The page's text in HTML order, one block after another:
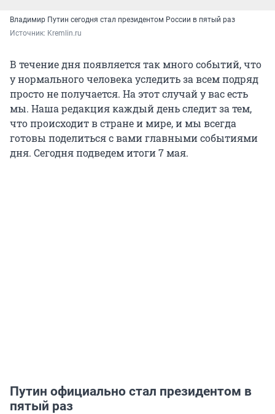
Владимир Путин сегодня стал президентом России в пятый раз
Источник: Kremlin.ru
В течение дня появляется так много событий, что
у нормального человека уследить за всем подряд
просто не получается. На этот случай у вас есть
мы. Наша редакция каждый день следит за тем,
что происходит в стране и мире, и мы всегда
готовы поделиться с вами главными событиями
дня. Сегодня подведем итоги 7 мая.
Путин официально стал президентом в
пятый раз